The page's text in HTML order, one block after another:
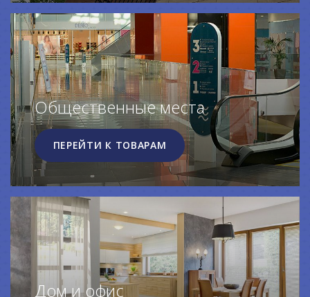
Общественные места
ПЕРЕЙТИ К ТОВАРАМ
Дом и офис